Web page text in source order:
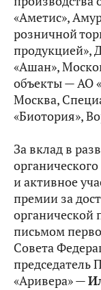
«Аметис»,
розничной
продукцией»,
«Ашан»,
объекты — АО
Москва,
«Биотория»,
За вклад в
и активное
премии за
органической
письмом
Совета
председатель
«Аривера» —